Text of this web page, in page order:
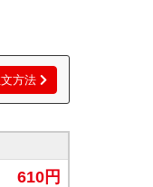
文方法
610円